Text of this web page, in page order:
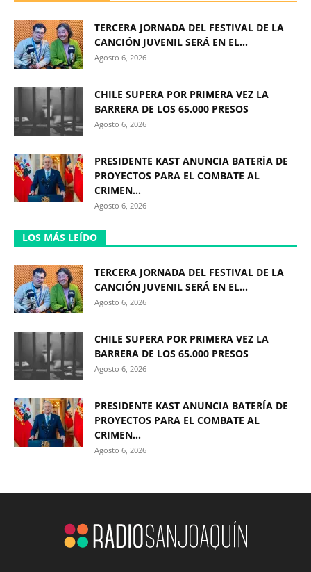
TERCERA JORNADA DEL FESTIVAL DE LA
CANCIÓN JUVENIL SERÁ EN EL...
Agosto 6, 2026
CHILE SUPERA POR PRIMERA VEZ LA
BARRERA DE LOS 65.000 PRESOS
Agosto 6, 2026
PRESIDENTE KAST ANUNCIA BATERÍA DE
PROYECTOS PARA EL COMBATE AL
CRIMEN...
Agosto 6, 2026
LOS MÁS LEÍDO
TERCERA JORNADA DEL FESTIVAL DE LA
CANCIÓN JUVENIL SERÁ EN EL...
Agosto 6, 2026
CHILE SUPERA POR PRIMERA VEZ LA
BARRERA DE LOS 65.000 PRESOS
Agosto 6, 2026
PRESIDENTE KAST ANUNCIA BATERÍA DE
PROYECTOS PARA EL COMBATE AL
CRIMEN...
Agosto 6, 2026